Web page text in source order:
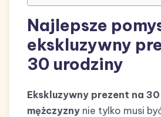
Najlepsze
ekskluzywny
30 urodziny
Ekskluzywny prezent na
mężczyzny nie tylko musi